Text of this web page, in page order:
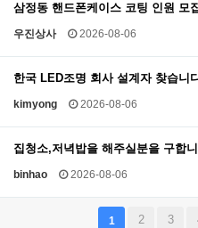
삼정동 핸드폰케이스 코팅 인원 모
우진상사 2026-08-06
한국 LED조명 회사 설계자 찾습니
kimyong 2026-08-06
집청소,저녁밥을 해주실분을 구합
binhao 2026-08-06
1 2 3